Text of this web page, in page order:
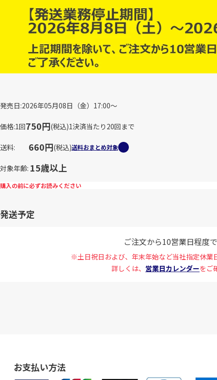
発売日 2026年05月08日（金）17:00～
価格 1回750円(税込)1決済当たり20回まで
送料 660円(税込)送料おまとめ対象
対象年齢 15歳以上
購入の前に必ずお読みください
発送予定
ご注文から10営業日程度
※土日祝日および、年末年始など当社指定休業
詳しくは、 営業日カレンダーをご
お支払い方法